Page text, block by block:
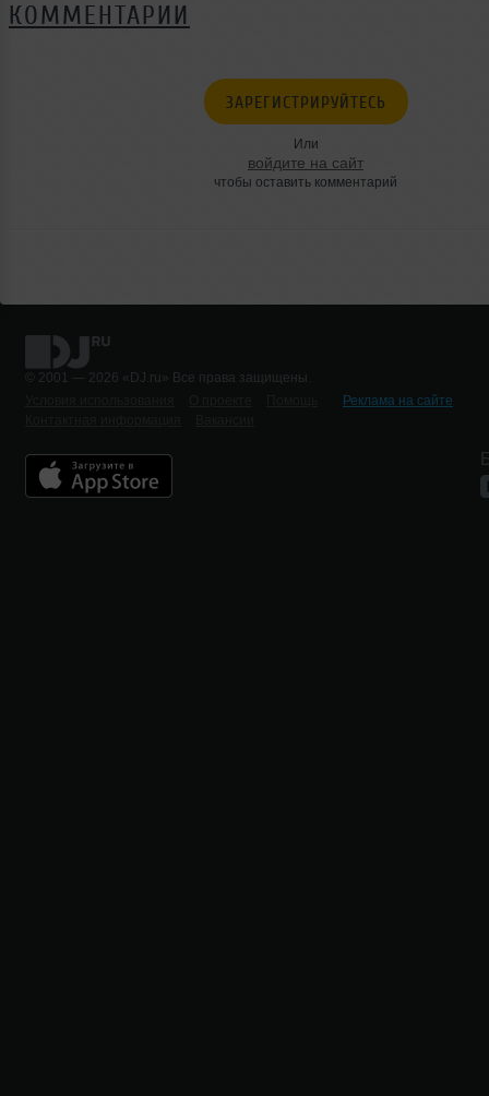
КОММЕНТАРИИ
ЗАРЕГИСТРИРУЙТЕСЬ
Или
войдите на сайт
чтобы оставить комментарий
© 2001 — 2026 «DJ.ru» Все права защищены.
Реклама на сайте